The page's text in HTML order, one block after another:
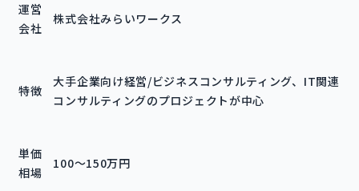
運営
会社
株式会社みらいワークス
特徴
大手企業向け経営/ビジネスコンサルティング、IT関連
コンサルティングのプロジェクトが中心
単価
相場
100～150万円